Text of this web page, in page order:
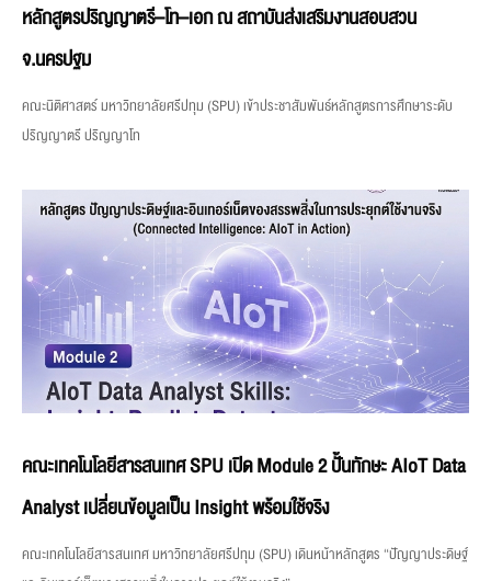
หลักสูตรปริญญาตรี–โท–เอก ณ สถาบันส่งเสริมงานสอบสวน
จ.นครปฐม
คณะนิติศาสตร์ มหาวิทยาลัยศรีปทุม (SPU) เข้าประชาสัมพันธ์หลักสูตรการศึกษาระดับ
ปริญญาตรี ปริญญาโท
คณะเทคโนโลยีสารสนเทศ SPU เปิด Module 2 ปั้นทักษะ AIoT Data
Analyst เปลี่ยนข้อมูลเป็น Insight พร้อมใช้จริง
คณะเทคโนโลยีสารสนเทศ มหาวิทยาลัยศรีปทุม (SPU) เดินหน้าหลักสูตร “ปัญญาประดิษฐ์